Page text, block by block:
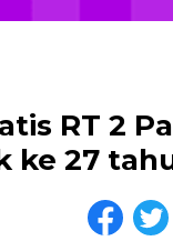
RT 2
ke 27